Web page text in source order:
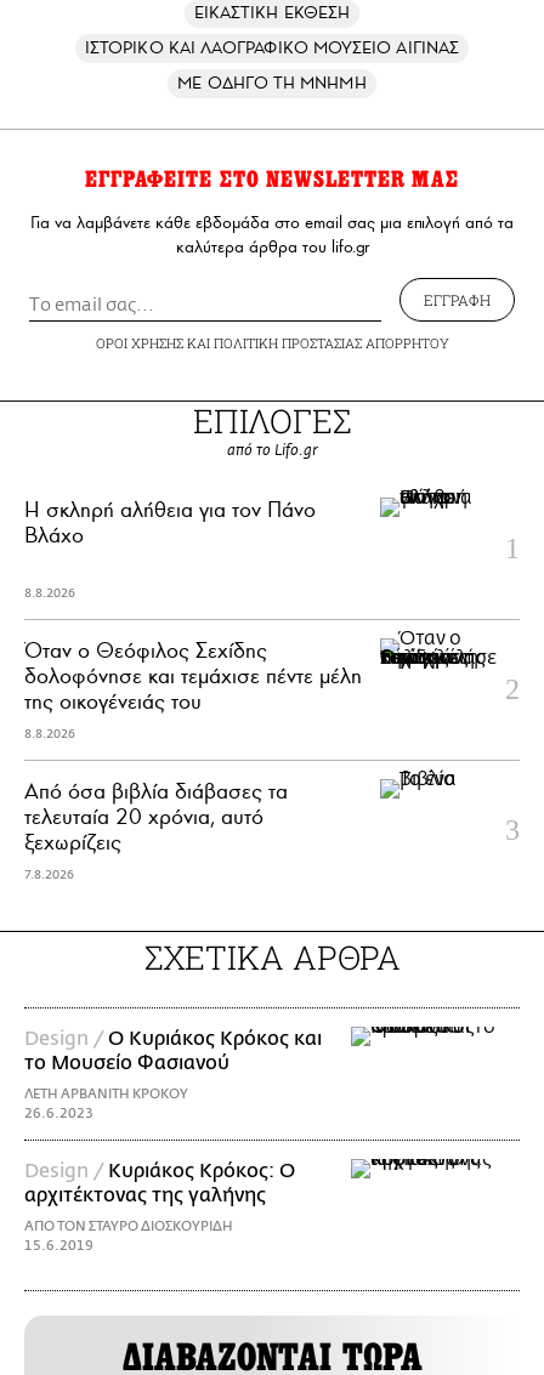
ΕΙΚΑΣΤΙΚΗ ΕΚΘΕΣΗ
ΙΣΤΟΡΙΚΟ ΚΑΙ ΛΑΟΓΡΑΦΙΚΟ ΜΟΥΣΕΙΟ ΑΙΓΙΝΑΣ
ΜΕ ΟΔΗΓΟ ΤΗ ΜΝΗΜΗ
ΕΓΓΡΑΦΕΙΤΕ ΣΤΟ NEWSLETTER ΜΑΣ
Για να λαμβάνετε κάθε εβδομάδα στο email σας μια επιλογή από τα
καλύτερα άρθρα του lifo.gr
ΕΓΓΡΑΦΗ
ΟΡΟΙ ΧΡΗΣΗΣΚΑΙ ΠΟΛΙΤΙΚΗ ΠΡΟΣΤΑΣΙΑΣ ΑΠΟΡΡΗΤΟΥ
ΕΠΙΛΟΓΕΣ
από το Lifo.gr
H σκληρή αλήθεια για τον Πάνο
Βλάχο
8.8.2026
Όταν ο Θεόφιλος Σεχίδης
δολοφόνησε και τεμάχισε πέντε μέλη
της οικογένειάς του
8.8.2026
Από όσα βιβλία διάβασες τα
τελευταία 20 χρόνια, αυτό
ξεχωρίζεις
7.8.2026
ΣΧΕΤΙΚΑ ΑΡΘΡΑ
Design /Ο Κυριάκος Κρόκος και
το Μουσείο Φασιανού
ΛΕΤΗ ΑΡΒΑΝΙΤΗ ΚΡΟΚΟΥ
26.6.2023
Design / Κυριάκος Κρόκος: Ο
αρχιτέκτονας της γαλήνης
ΑΠΟ ΤΟΝ ΣΤΑΥΡΟ ΔΙΟΣΚΟΥΡΙΔΗ
15.6.2019
ΔΙΑΒΑΖΟΝΤΑΙ ΤΩΡΑ